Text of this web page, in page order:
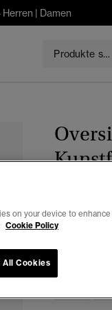
Herren | Damen
€125.99
Du sparst 30 %
Auswählen
on your device to
Cookie Policy
All Cookies